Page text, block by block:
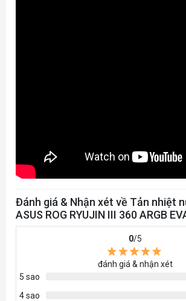
Đánh giá & Nhận xét về Tản nhiệt
ASUS ROG RYUJIN III 360 ARGB
0/5
đánh giá & nhận xét
5 sao
4 sao